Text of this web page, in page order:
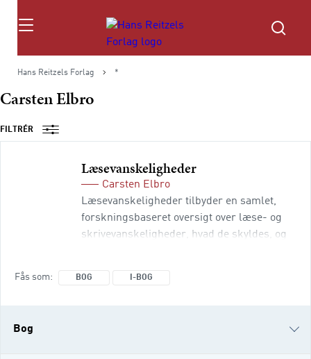
Søg
Hans Reitzels Forlag *
Carsten Elbro
FILTRÉR
Læsevanskeligheder
Carsten Elbro
Læsevanskeligheder tilbyder en samlet,
forskningsbaseret oversigt over læse- og
skrivevanskeligheder, hvad de skyldes, og
Fås som BOG I-BOG
Bog